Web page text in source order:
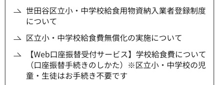
世田谷区立小・中学校給食用物資納入業者登録制度
について
区立小・中学校給食費無償化の実施について
【Web口座振替受付サービス】学校給食費について
（口座振替手続きのしかた）※区立小・中学校の児
童・生徒はお手続き不要です